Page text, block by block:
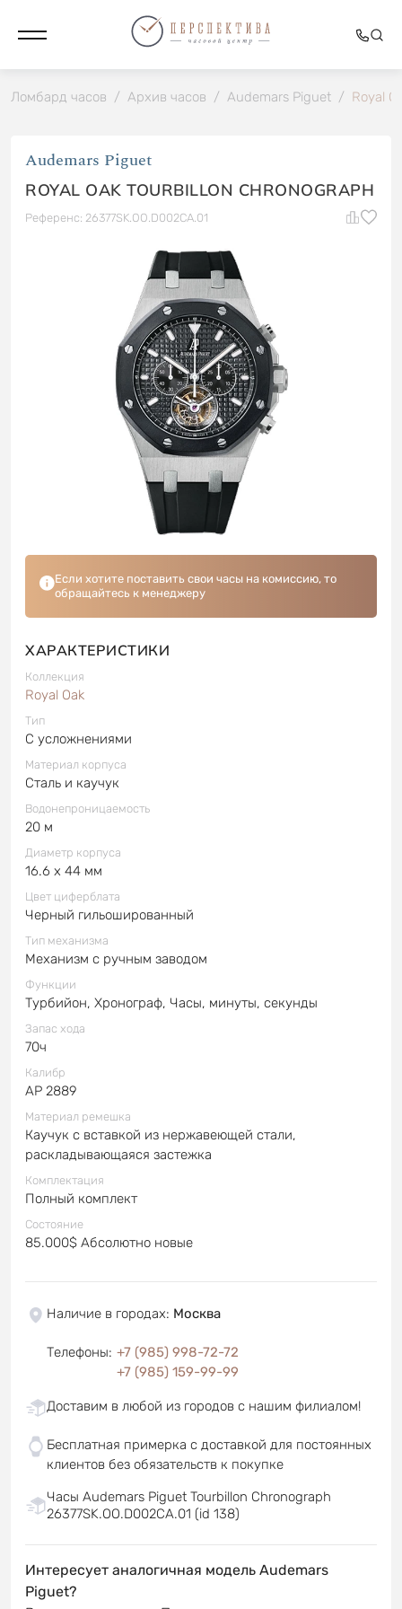
Ломбард часов / Архив часов / Audemars Piguet / Royal
Audemars Piguet
ROYAL OAK TOURBILLON CHRONOGRAPH
Референс: 26377SK.OO.D002CA.01
Если хотите поставить свои часы на комиссию, то
обращайтесь к менеджеру
ХАРАКТЕРИСТИКИ
Коллекция
Royal Oak
Тип
С усложнениями
Материал корпуса
Сталь и каучук
Водонепроницаемость
20 м
Диаметр корпуса
16.6 x 44 мм
Цвет циферблата
Черный гильошированный
Тип механизма
Механизм с ручным заводом
Функции
Турбийон, Хронограф, Часы, минуты, секунды
Запас хода
70ч
Калибр
AP 2889
Материал ремешка
Каучук с вставкой из нержавеющей стали,
раскладывающаяся застежка
Комплектация
Полный комплект
Состояние
85.000$ Абсолютно новые
Наличие в городах: Москва
Телефоны: +7 (985) 998-72-72
+7 (985) 159-99-99
Доставим в любой из городов с нашим филиалом!
Бесплатная примерка с доставкой для постоянных
клиентов без обязательств к покупке
Часы Audemars Piguet Tourbillon Chronograph
26377SK.OO.D002CA.01 (id 138)
Интересует аналогичная модель Audemars
Piguet?